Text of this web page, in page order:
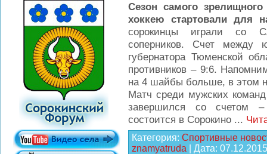
Сезон самого
хоккею стартовали для
сорокинцы играли со
соперников. Счет между
губернатора Тюменской
противников – 9:6.
на 4 шайбы больше, в этом
Матч среди мужских
завершился со счетом –
состоится в Сорокино ...
Категория: Спортивные
znamyatruda | Дата: 07.12.2015